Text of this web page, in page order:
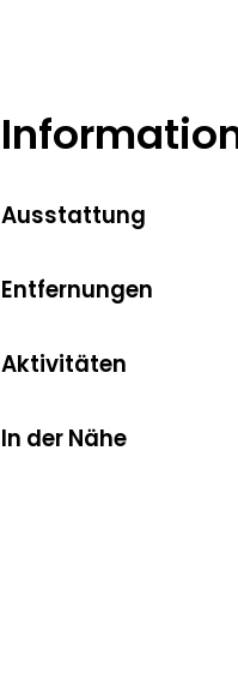
Ausstattung
Entfernungen
Aktivitäten
In der Nähe